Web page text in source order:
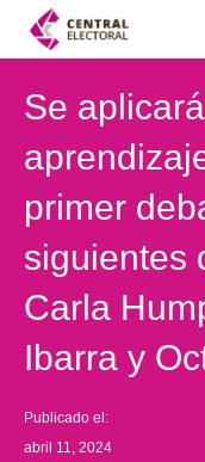
Se
primer
siguientes
Carla
Ibarra y
Publicado el:
abril 11, 2024